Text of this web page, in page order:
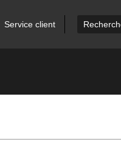
Service client